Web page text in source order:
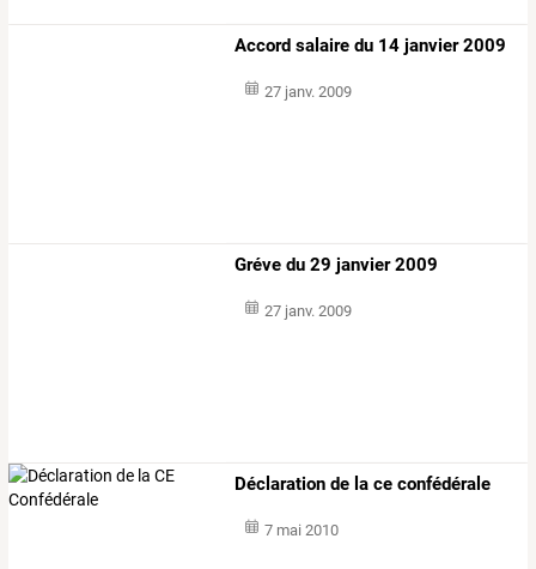
Accord salaire du 14 janvier 2009
27 janv. 2009
Gréve du 29 janvier 2009
27 janv. 2009
Déclaration de la ce confédérale
7 mai 2010